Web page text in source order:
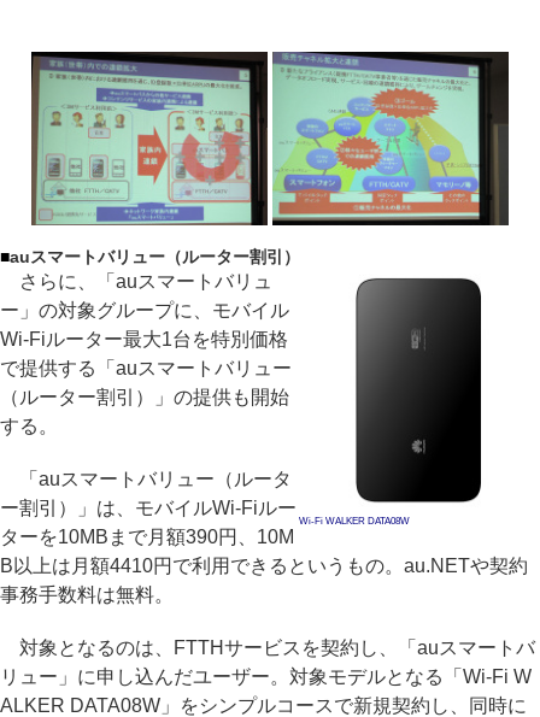
■auスマートバリュー（ルーター割引）
Wi-Fi WALKER DATA08W
さらに、「auスマートバリュ
ー」の対象グループに、モバイル
Wi-Fiルーター最大1台を特別価格
で提供する「auスマートバリュー
（ルーター割引）」の提供も開始
する。
「auスマートバリュー（ルータ
ー割引）」は、モバイルWi-Fiルー
ターを10MBまで月額390円、10M
B以上は月額4410円で利用できるというもの。au.NETや契約
事務手数料は無料。
対象となるのは、FTTHサービスを契約し、「auスマートバ
リュー」に申し込んだユーザー。対象モデルとなる「Wi-Fi W
ALKER DATA08W」をシンプルコースで新規契約し、同時に